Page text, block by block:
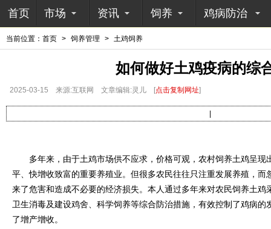
首页 市场 资讯 饲养 鸡病防治
当前位置： 首页 > 饲养管理 > 土鸡饲养
如何做好土鸡疫病的综
2025-03-15 来源:互联网 文章编辑:灵儿 [点击复制网址]
多年来，由于土鸡市场供不应求，价格可观，农村饲养土鸡呈现
平、快增收致富的重要养殖业。但很多农民往往只注重发展养殖，而
来了危害和造成不必要的经济损失。本人通过多年来对农民饲养土鸡
卫生消毒及建设鸡舍、科学饲养等综合防治措施，有效控制了鸡病
了增产增收。